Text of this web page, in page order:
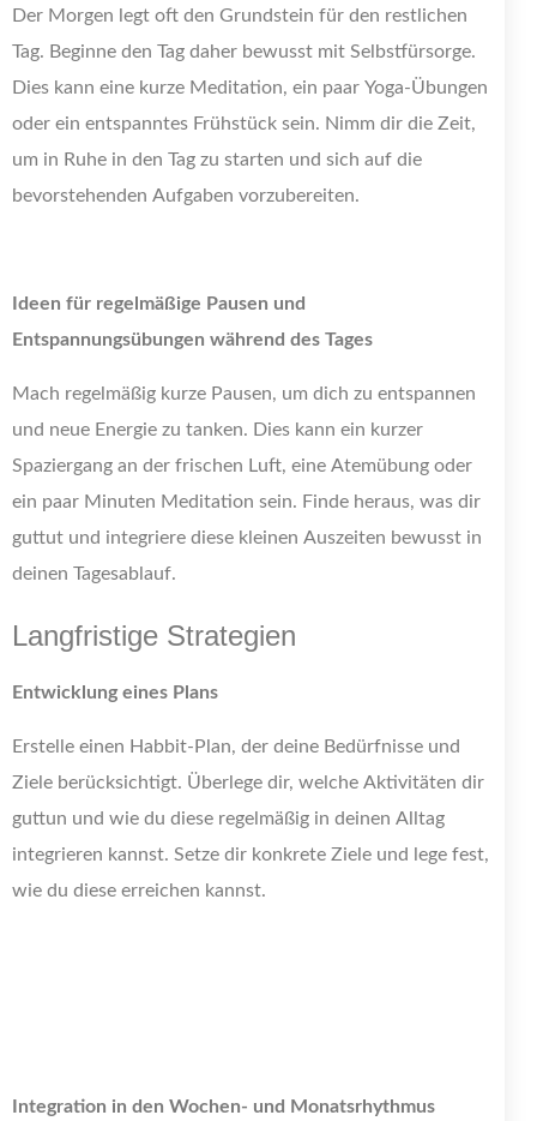
Der Morgen legt oft den Grundstein für den restlichen
Tag. Beginne den Tag daher bewusst mit Selbstfürsorge.
Dies kann eine kurze Meditation, ein paar Yoga-Übungen
oder ein entspanntes Frühstück sein. Nimm dir die Zeit,
um in Ruhe in den Tag zu starten und sich auf die
bevorstehenden Aufgaben vorzubereiten.
Ideen für regelmäßige Pausen und
Entspannungsübungen während des Tages
Mach regelmäßig kurze Pausen, um dich zu entspannen
und neue Energie zu tanken. Dies kann ein kurzer
Spaziergang an der frischen Luft, eine Atemübung oder
ein paar Minuten Meditation sein. Finde heraus, was dir
guttut und integriere diese kleinen Auszeiten bewusst in
deinen Tagesablauf.
Langfristige Strategien
Entwicklung eines Plans
Erstelle einen Habbit-Plan, der deine Bedürfnisse und
Ziele berücksichtigt. Überlege dir, welche Aktivitäten dir
guttun und wie du diese regelmäßig in deinen Alltag
integrieren kannst. Setze dir konkrete Ziele und lege fest,
wie du diese erreichen kannst.
Integration in den Wochen- und Monatsrhythmus